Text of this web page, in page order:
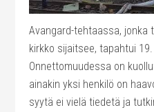
Avangard-tehtaassa, jonka
kirkko sijaitsee, tapahtui
Onnettomuudessa on
ainakin yksi henkilö on
syytä ei vielä tiedetä ja